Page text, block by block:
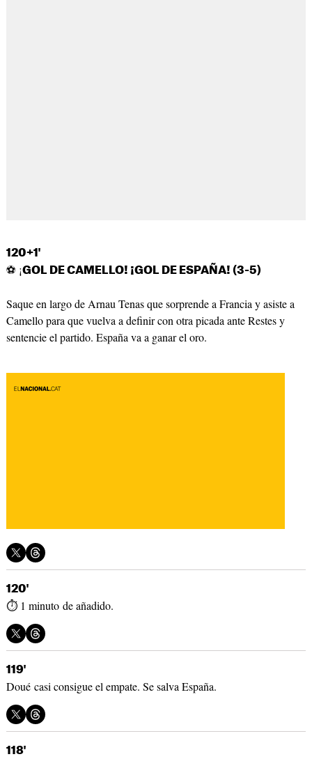
120+1'
⚽ ¡GOL DE CAMELLO! ¡GOL DE ESPAÑA! (3-5)
Saque en largo de Arnau Tenas que sorprende a Francia y asiste a
Camello para que vuelva a definir con otra picada ante Restes y
sentencie el partido. España va a ganar el oro.
120'
⏱ 1 minuto de añadido.
119'
Doué casi consigue el empate. Se salva España.
118'